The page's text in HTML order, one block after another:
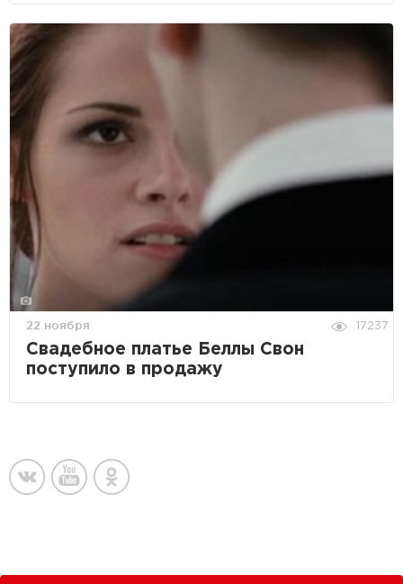
22 ноября 17237
Свадебное платье Беллы Свон
поступило в продажу